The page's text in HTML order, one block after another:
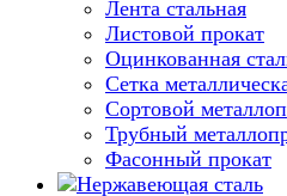
Лента стальная
Листовой прокат
Оцинкованная
Сетка
Сортовой
Трубный
Фасонный прокат